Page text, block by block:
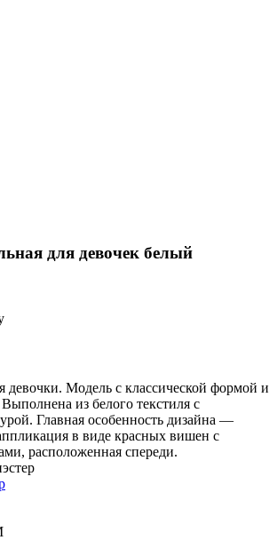
для девочек белый
девочки. Модель с классической формой и
из белого текстиля с
Главная особенность дизайна —
в виде красных вишен с
расположенная спереди.